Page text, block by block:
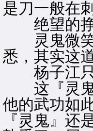
是刀一般在
绝望的挣
灵鬼微笑
悉，其实这
杨子江只
这『灵鬼
他的武功如
『灵鬼』还